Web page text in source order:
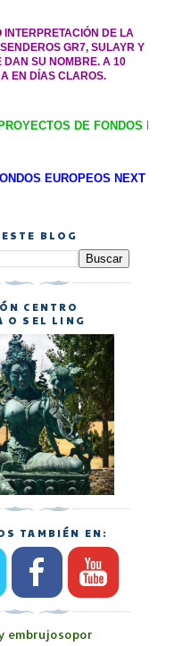
DE LA
GR7, SULAYR Y
DAN SU NOMBRE. A 10
EN DÍAS CLAROS.
EUROPEOS ----- SE
NEXT GENERATION
BLOG
CENTRO
O SEL LING
TAMBIÉN EN:
embrujosopor